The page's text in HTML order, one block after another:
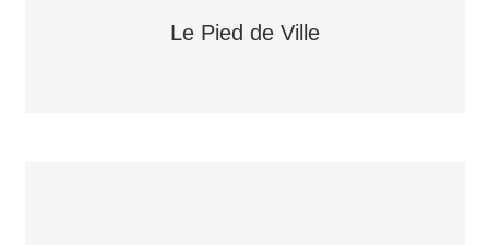
Le Pied de Ville